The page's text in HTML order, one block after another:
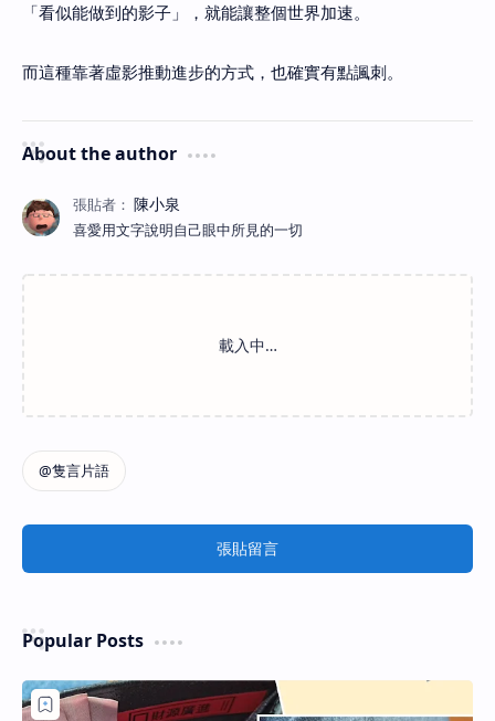
「看似能做到的影子」，就能讓整個世界加速。
而這種靠著虛影推動進步的方式，也確實有點諷刺。
About the author
喜愛用文字說明自己眼中所見的一切
張貼留言
Popular Posts